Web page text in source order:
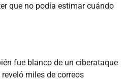
que no podía estimar cuándo
fue blanco de un ciberataque
miles de correos